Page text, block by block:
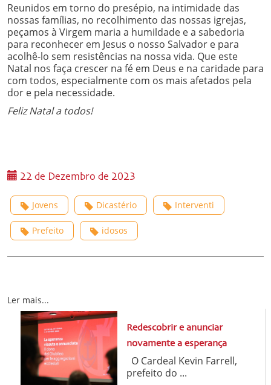
Reunidos em torno do presépio, na intimidade das
nossas famílias, no recolhimento das nossas igrejas,
peçamos à Virgem maria a humildade e a sabedoria
para reconhecer em Jesus o nosso Salvador e para
acolhê-lo sem resistências na nossa vida. Que este
Natal nos faça crescer na fé em Deus e na caridade para
com todos, especialmente com os mais afetados pela
dor e pela necessidade.
Feliz Natal a todos!
22 de Dezembro de 2023
Jovens Dicastério Interventi
Prefeito idosos
Ler mais...
Redescobrir e anunciar
novamente a esperança
O Cardeal Kevin Farrell,
prefeito do ...